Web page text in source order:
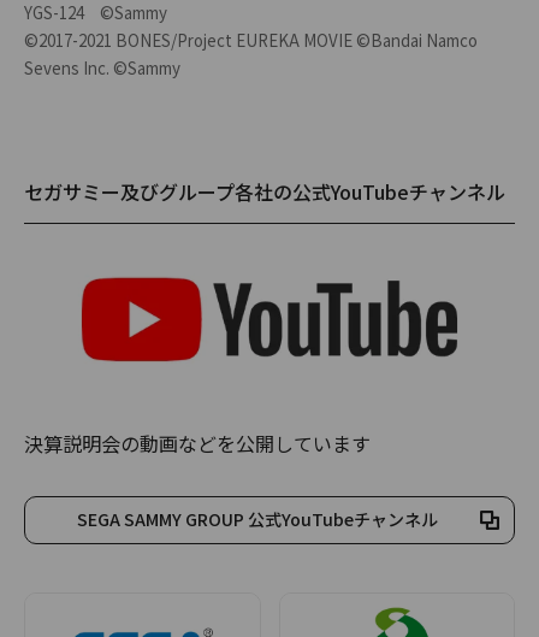
YGS-124 ©Sammy
©2017-2021 BONES/Project EUREKA MOVIE ©Bandai Namco
Sevens Inc. ©Sammy
セガサミー及びグループ各社の公式YouTubeチャンネル
決算説明会の動画などを公開しています
SEGA SAMMY GROUP 公式YouTubeチャンネル